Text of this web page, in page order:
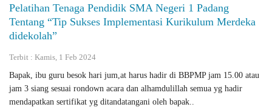
Pelatihan Tenaga Pendidik SMA Negeri 1 Padang
Tentang “Tip Sukses Implementasi Kurikulum Merdeka
didekolah”
Terbit : Kamis, 1 Feb 2024
Bapak, ibu guru besok hari jum,at harus hadir di BBPMP jam 15.00 atau
jam 3 siang sesuai rondown acara dan alhamdulillah semua yg hadir
mendapatkan sertifikat yg ditandatangani oleh bapak..